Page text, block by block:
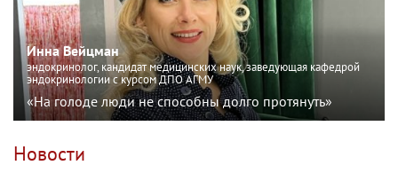
Инна Вейцман
эндокринолог, кандидат медицинских наук, заведующая кафедрой
эндокринологии с курсом ДПО АГМУ
«На голоде люди не способны долго протянуть»
Новости